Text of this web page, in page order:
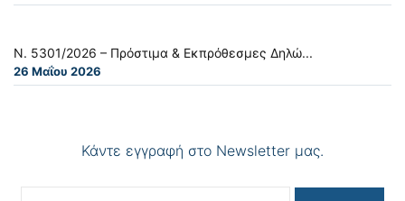
Ν. 5301/2026 – Πρόστιμα & Εκπρόθεσμες Δηλώ...
26 Μαΐου 2026
Κάντε εγγραφή στο Newsletter μας.